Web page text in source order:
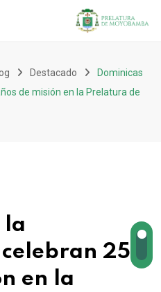
Destacado
Dominicas
de misión en la Prelatura de
la
celebran 25
en la